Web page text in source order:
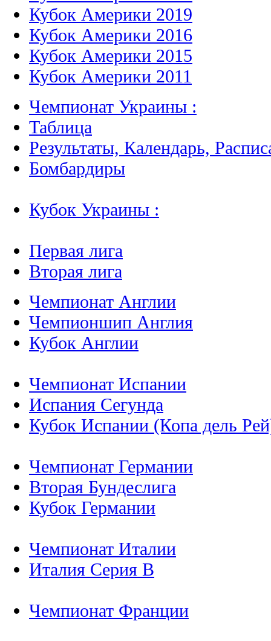
Кубок Америки 2019
Кубок Америки 2016
Кубок Америки 2015
Кубок Америки 2011
Чемпионат Украины :
Таблица
Результаты, Календарь,
Бомбардиры
Кубок Украины :
Первая лига
Вторая лига
Чемпионат Англии
Чемпионшип Англия
Кубок Англии
Чемпионат Испании
Испания Сегунда
Кубок Испании (Копа дель
Чемпионат Германии
Вторая Бундеслига
Кубок Германии
Чемпионат Италии
Италия Серия B
Чемпионат Франции